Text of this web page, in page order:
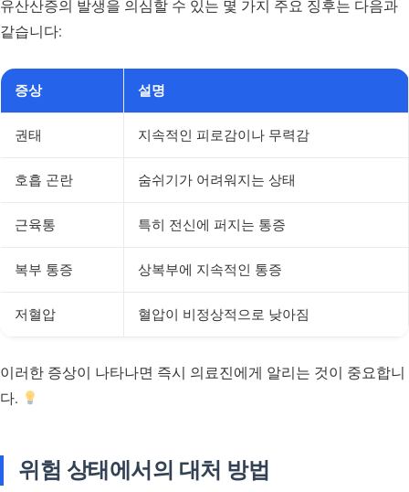
유산산증의 발생을 의심할 수 있는 몇 가지 주요 징후는 다음과
같습니다:
증상 설명
권태 지속적인 피로감이나 무력감
호흡 곤란 숨쉬기가 어려워지는 상태
근육통 특히 전신에 퍼지는 통증
복부 통증 상복부에 지속적인 통증
저혈압 혈압이 비정상적으로 낮아짐
이러한 증상이 나타나면 즉시 의료진에게 알리는 것이 중요합니
다.
위험 상태에서의 대처 방법